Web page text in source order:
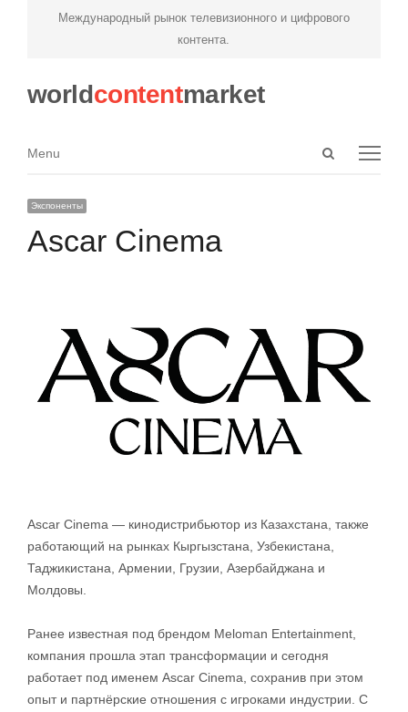
Международный рынок телевизионного и цифрового
контента.
worldcontentmarket
Open
Menu
Menu
Экспоненты
Ascar Cinema
Ascar Cinema — кинодистрибьютор из Казахстана, также
работающий на рынках Кыргызстана, Узбекистана,
Таджикистана, Армении, Грузии, Азербайджана и
Молдовы.
Ранее известная под брендом Meloman Entertainment,
компания прошла этап трансформации и сегодня
работает под именем Ascar Cinema, сохранив при этом
опыт и партнёрские отношения с игроками индустрии. С